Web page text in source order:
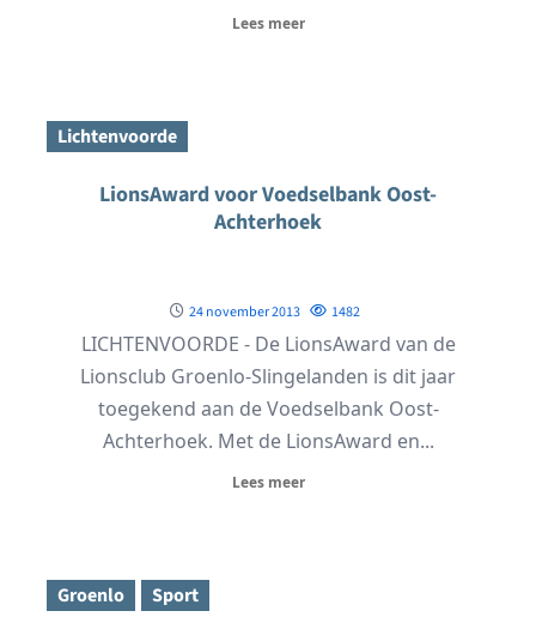
Lees meer
Lichtenvoorde
LionsAward voor Voedselbank Oost-
Achterhoek
24 november 2013 1482
LICHTENVOORDE - De LionsAward van de
Lionsclub Groenlo-Slingelanden is dit jaar
toegekend aan de Voedselbank Oost-
Achterhoek. Met de LionsAward en...
Lees meer
Groenlo Sport